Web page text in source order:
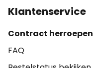
Klantenservice
Contract herroepen
FAQ